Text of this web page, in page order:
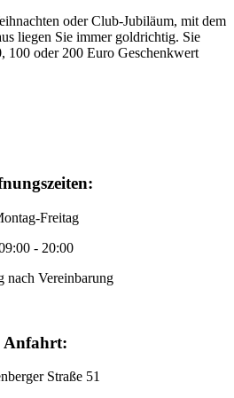
oder Club-Jubiläum, mit dem
liegen Sie immer goldrichtig. Sie
100 oder 200 Euro Geschenkwert
Freitag
- 20:00
nach Vereinbarung
Anfahrt:
Straße 51